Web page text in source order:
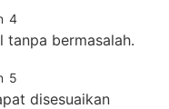
bermasalah.
disesuaikan